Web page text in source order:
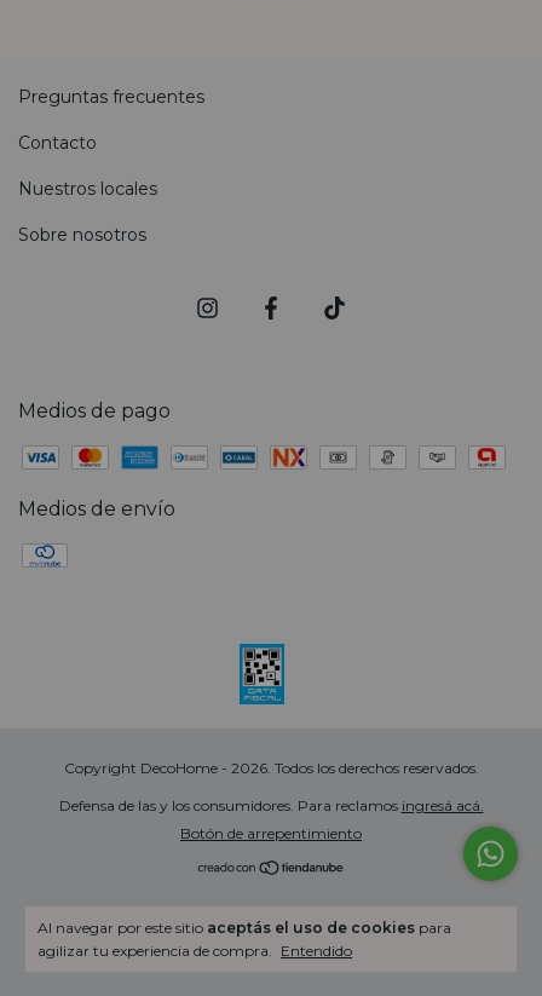
Al navegar por este sitio aceptás el uso de cookies para
agilizar tu experiencia de compra. Entendido
Preguntas frecuentes
Contacto
Nuestros locales
Sobre nosotros
Medios de pago
Medios de envío
Copyright DecoHome - 2026. Todos los derechos reservados.
Defensa de las y los consumidores. Para reclamos ingresá acá.
Botón de arrepentimiento